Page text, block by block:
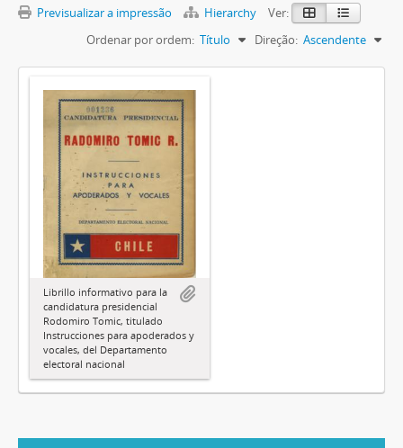
Previsualizar a impressão Hierarchy
Ver:
Ordenar por ordem: Título Direção: Ascendente
Librillo informativo para la
candidatura presidencial
Rodomiro Tomic, titulado
Instrucciones para apoderados y
vocales, del Departamento
electoral nacional